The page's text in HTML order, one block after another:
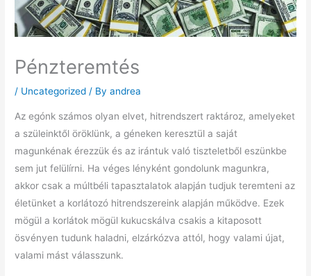
Pénzteremtés
/ Uncategorized / Byandrea
Az egónk számos olyan elvet, hitrendszert raktároz, amelyeket
a szüleinktől öröklünk, a géneken keresztül a saját
magunkénak érezzük és az irántuk való tiszteletből eszünkbe
sem jut felülírni. Ha véges lényként gondolunk magunkra,
akkor csak a múltbéli tapasztalatok alapján tudjuk teremteni az
életünket a korlátozó hitrendszereink alapján működve. Ezek
mögül a korlátok mögül kukucskálva csakis a kitaposott
ösvényen tudunk haladni, elzárkózva attól, hogy valami újat,
valami mást válasszunk.